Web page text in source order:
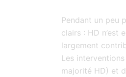
Pendant un peu
clairs : HD n’est
largement
Les
majorité HD) et